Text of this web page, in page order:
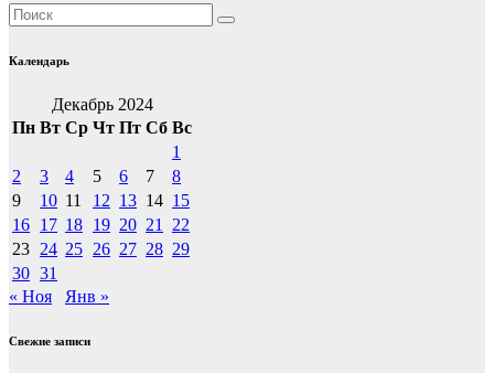
Календарь
Декабрь 2024
Пн Вт Ср Чт Пт Сб Вс
1
2
3 4 5 6 7
8
9
10 11 12 13 14 15
16 17 18 19 20 21
22
23 24 25 26 27 28 29
30 31
« Ноя
Янв »
Свежие записи